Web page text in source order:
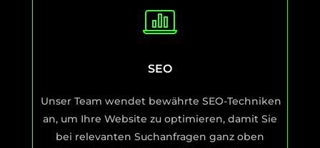
SEO
Unser Team wendet bewährte SEO-Techniken
an, um Ihre Website zu optimieren, damit Sie
bei relevanten Suchanfragen ganz oben